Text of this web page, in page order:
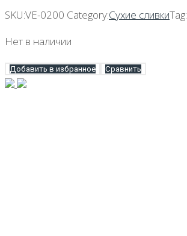
SKU:VE-0200 Category:Сухие сливкиTag:
Нет в наличии
Добавить в избранное Сравнить